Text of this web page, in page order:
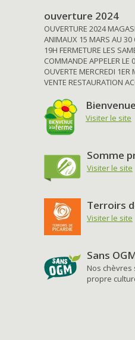
ouverture 2024
OUVERTURE 2024
ANIMAUX 15 MARS AU 30
19H FERMETURE LES
COMMANDE APPELER LE
OUVERTE MERCREDI
VENTE RESTAURATION
Visiter le site
Somme
Visiter le site
Terroirs
Visiter le site
Sans
Nos
propre